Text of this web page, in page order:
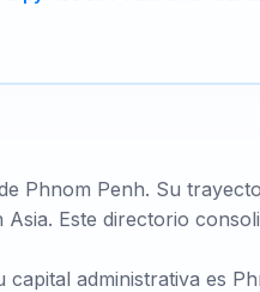
Phnom Penh. Su
Este directorio
administrativa es